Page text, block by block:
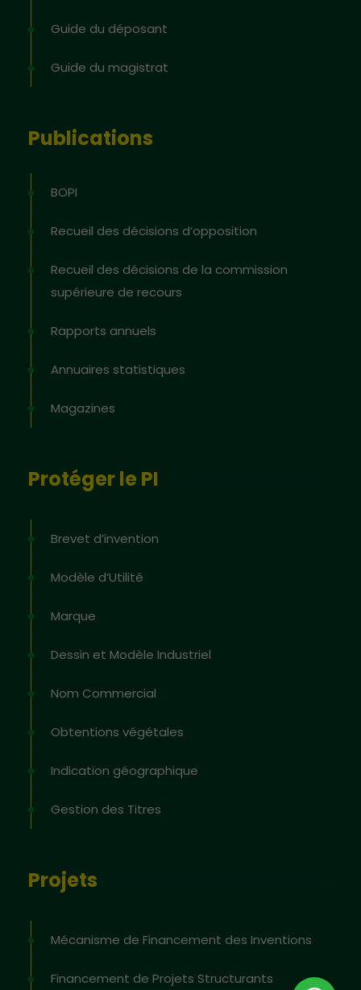
Guide du déposant
Guide du magistrat
Publications
BOPI
Recueil des décisions d’opposition
Recueil des décisions de la commission
supérieure de recours
Rapports annuels
Annuaires statistiques
Magazines
Protéger le PI
Brevet d’invention
Modèle d’Utilité
Marque
Dessin et Modèle Industriel
Nom Commercial
Obtentions végétales
Indication géographique
Gestion des Titres
Projets
Mécanisme de Financement des Inventions
Financement de Projets Structurants